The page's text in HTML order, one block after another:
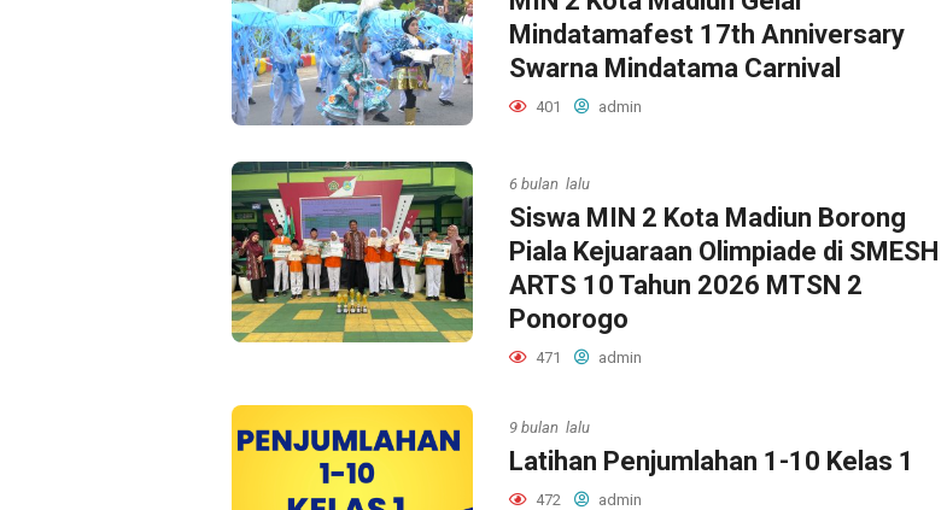
Mindatamafest 17th Anniversary
Swarna Mindatama Carnival
401 admin
6 bulan lalu
Siswa MIN 2 Kota Madiun Borong
Piala Kejuaraan Olimpiade di SMESH
ARTS 10 Tahun 2026 MTSN 2
Ponorogo
471 admin
9 bulan lalu
Latihan Penjumlahan 1-10 Kelas 1
472 admin